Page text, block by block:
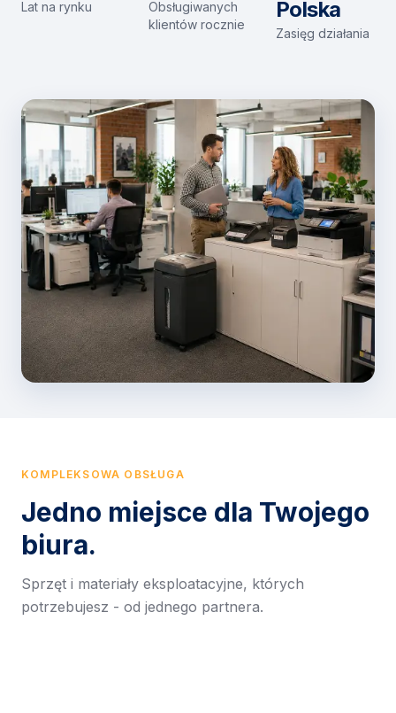
Lat na rynku
Obsługiwanych
klientów rocznie
Polska
Zasięg działania
KOMPLEKSOWA OBSŁUGA
Jedno miejsce dla Twojego
biura.
Sprzęt i materiały eksploatacyjne, których
potrzebujesz - od jednego partnera.